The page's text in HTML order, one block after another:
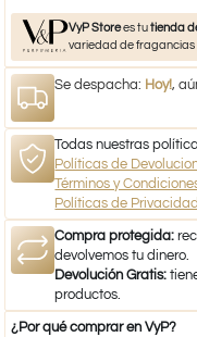
VyP Storees tutienda
variedad de fragancias
Se despacha: Hoy!,
Todas nuestras
Políticas de
Términos y
Políticas de Privacidad
Compra protegida:
devolvemos tu dinero.
Devolución Gratis:
productos.
¿Por qué comprar en VyP?